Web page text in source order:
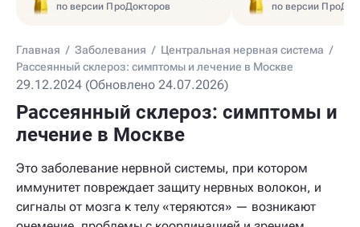
по версии ПроДокторов по версии
Главная / Заболевания / Центральная нервная система /
Рассеянный склероз: симптомы и лечение в Москве
29.12.2024 (Обновлено 24.07.2026)
Рассеянный склероз: симптомы и
лечение в Москве
Это заболевание нервной системы, при котором
иммунитет повреждает защиту нервных волокон, и
сигналы от мозга к телу «теряются» — возникают